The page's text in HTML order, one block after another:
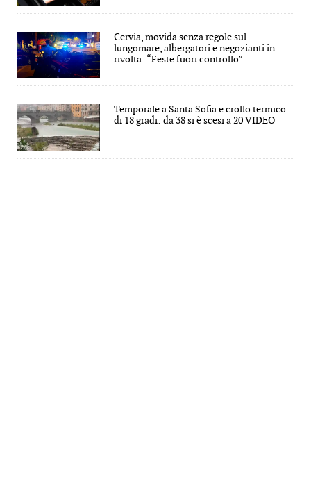
Cervia, movida senza regole sul
lungomare, albergatori e negozianti in
rivolta: “Feste fuori controllo”
Temporale a Santa Sofia e crollo termico
di 18 gradi: da 38 si è scesi a 20 VIDEO